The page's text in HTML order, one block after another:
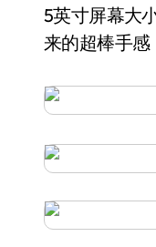
5英寸屏幕大
来的超棒手感